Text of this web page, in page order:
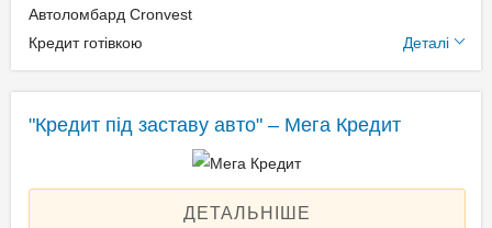
Автоломбард Cronvest
Кредит готівкою
Деталі
Щомісячна комісія: 0.00%
Застава: Автотранспорт
Aннуітет
Спосіб погашення:
"Кредит під заставу авто" – Мега Кредит
ДЕТАЛЬНІШЕ